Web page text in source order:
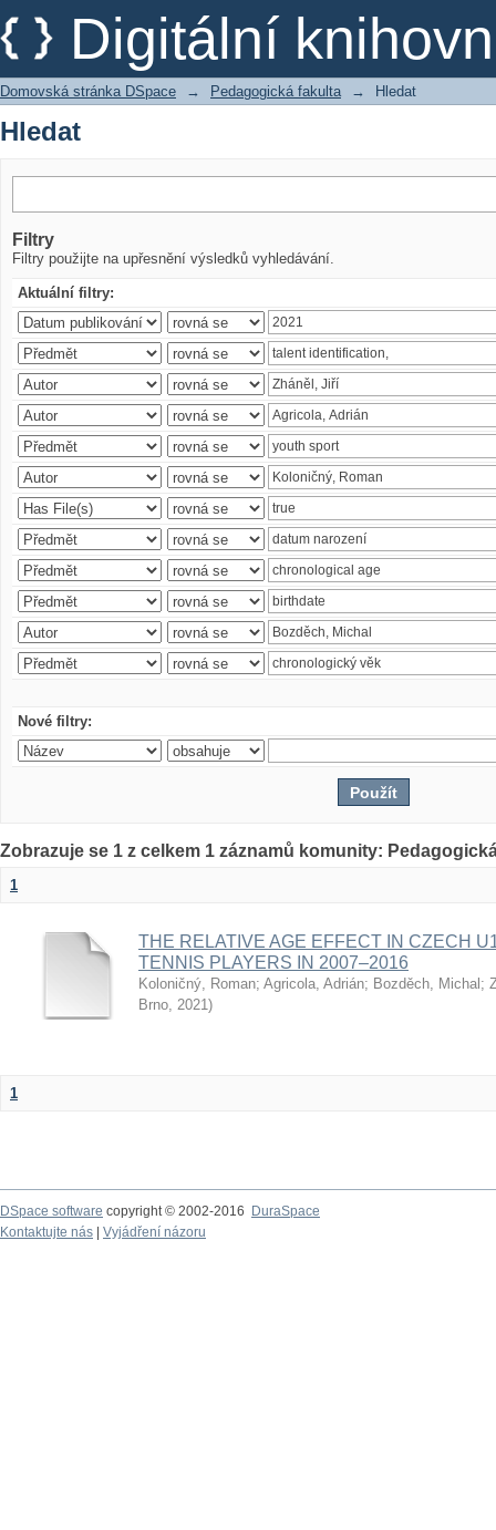
Digitální
Hledat
Domovská stránka DSpace → Pedagogická fakulta → Hledat
Hledat
Filtry
Filtry použijte na upřesnění výsledků vyhledávání.
Aktuální filtry:
Nové filtry:
Zobrazuje se 1 z celkem 1 záznamů komunity:
1
THE RELATIVE AGE EFFECT IN CZECH
TENNIS PLAYERS IN 2007–2016
Koloničný, Roman; Agricola, Adrián; Bozděch, Michal ;
Brno, 2021)
1
DSpace software copyright © 2002-2016
DuraSpace
Kontaktujte nás
Vyjádření názoru